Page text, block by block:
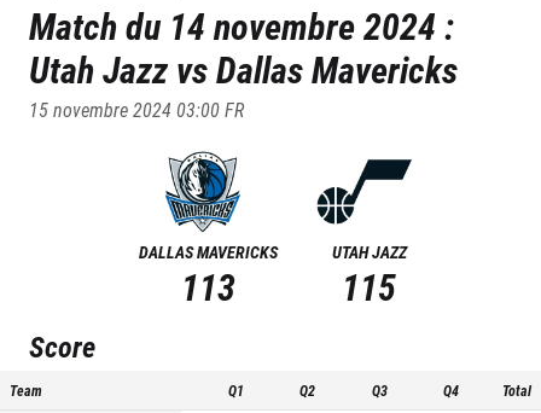
14/11/2024
Match du 14 novembre 2024 :
Utah Jazz vsDallas Mavericks
15 novembre 2024 03:00FR
DALLAS MAVERICKS
113
UTAH JAZZ
115
Score
Team Q1 Q2 Q3 Q4 Total